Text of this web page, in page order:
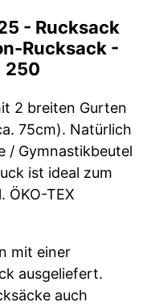
- Rucksack
Rucksack -
250
2 breiten Gurten
75cm). Natürlich
/ Gymnastikbeutel
ist ideal zum
ÖKO-TEX
mit einer
ausgeliefert.
auch